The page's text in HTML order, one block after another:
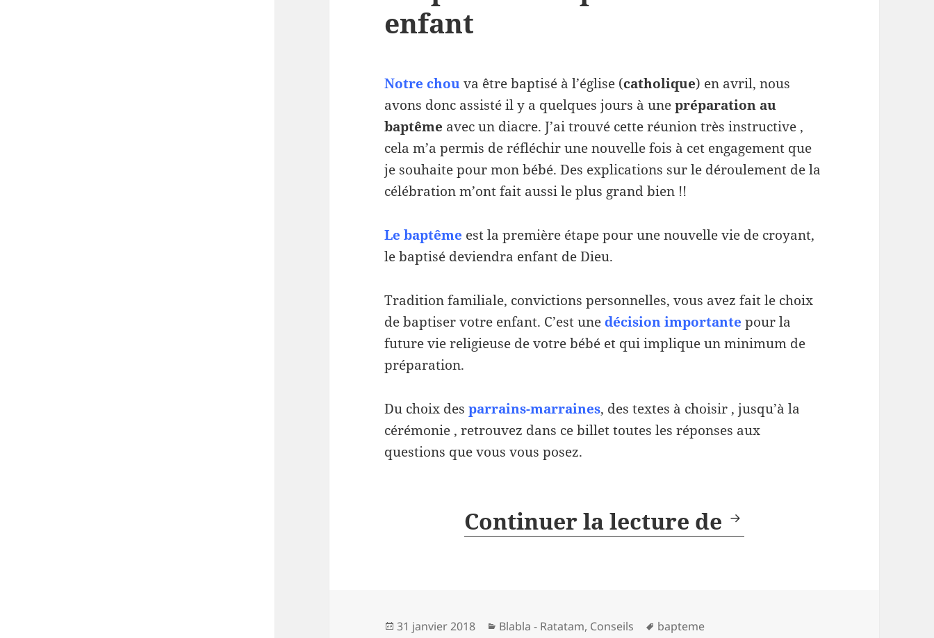
enfant
Notre chouva être baptisé à l’église (catholique) en avril, nous
avons donc assisté il y a quelques jours à unepréparation au
baptême avec un diacre. J’ai trouvé cette réunion très instructive ,
cela m’a permis de réfléchir une nouvelle fois à cet engagement que
je souhaite pour mon bébé. Des explications sur le déroulement de la
célébration m’ont fait aussi le plus grand bien !!
Le baptême est la première étape pour une nouvelle vie de croyant,
le baptisé deviendra enfant de Dieu.
Tradition familiale, convictions personnelles, vous avez fait le choix
de baptiser votre enfant. C’est une décision importante pour la
future vie religieuse de votre bébé et qui implique un minimum de
préparation.
Du choix desparrains-marraines, des textes à choisir , jusqu’à la
cérémonie , retrouvez dans ce billet toutes les réponses aux
questions que vous vous posez.
Continuer la lecture de Préparer le
Publié
31 janvier 2018 Catégories
Blabla - Ratatam, Conseils
Mots-
bapteme